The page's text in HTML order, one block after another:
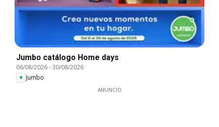
Jumbo catálogo Home days
06/08/2026-30/08/2026
Jumbo
ANUNCIO